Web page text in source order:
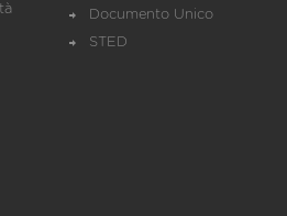
Documento Unico
STED